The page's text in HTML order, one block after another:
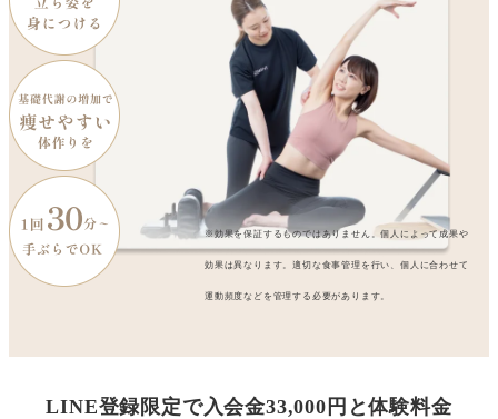
※効果を保証するものではありません。個人によって成果や
効果は異なります。適切な食事管理を行い、個人に合わせて
運動頻度などを管理する必要があります。
LINE登録限定で入会金33,000円と体験料金